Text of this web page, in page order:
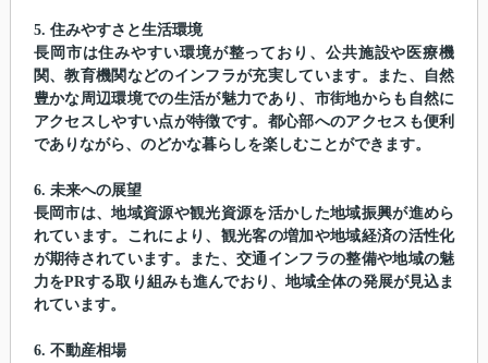
5. 住みやすさと生活環境
長岡市は住みやすい環境が整っており、公共施設や医療機
関、教育機関などのインフラが充実しています。また、自然
豊かな周辺環境での生活が魅力であり、市街地からも自然に
アクセスしやすい点が特徴です。都心部へのアクセスも便利
でありながら、のどかな暮らしを楽しむことができます。
6. 未来への展望
長岡市は、地域資源や観光資源を活かした地域振興が進めら
れています。これにより、観光客の増加や地域経済の活性化
が期待されています。また、交通インフラの整備や地域の魅
力をPRする取り組みも進んでおり、地域全体の発展が見込ま
れています。
6. 不動産相場